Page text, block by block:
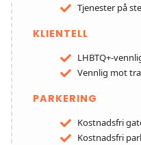
Tjenester på
KLIENTELL
LHBTQ+-
Vennlig mot
PARKERING
Kostnadsfri
Kostnadsfri